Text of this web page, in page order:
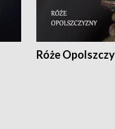
Róże